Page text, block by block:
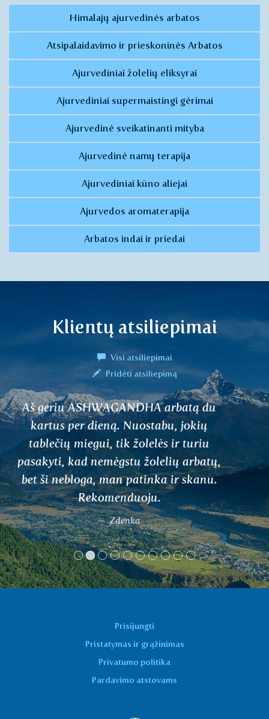
Himalajų ajurvedinės arbatos
Atsipalaidavimo ir prieskoninės Arbatos
Ajurvediniai žolelių eliksyrai
Ajurvediniai supermaistingi gėrimai
Ajurvedinė sveikatinanti mityba
Ajurvedinė namų terapija
Ajurvediniai kūno aliejai
Ajurvedos aromaterapija
Arbatos indai ir priedai
Klientų atsiliepimai
Visi atsiliepimai
Pridėti atsiliepimą
Sveiki, Jūsų arbatos dėka po daugelio
metų atgavau hormonų pusiausvyrą.
Gydytojo vaistai man nepadėjo. Tai labai
pagerino mano gyvenimą. Nekantrauju
išbandyti kitas jūsų arbatas.
Věra Jakešová
Prisijungti
Pristatymas ir grąžinimas
Privatumo politika
Pardavimo atstovams